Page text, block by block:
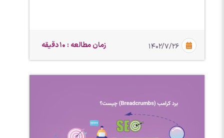
۱۴۰۲/۷/۲۶ زمان مطالعه : 10 دقیقه